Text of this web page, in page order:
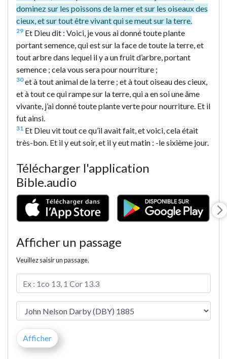
dominez sur les poissons de la mer et sur les oiseaux des
cieux, et sur tout être vivant qui se meut sur la terre.
29 Et Dieu dit : Voici, je vous ai donné toute plante
portant semence, qui est sur la face de toute la terre, et
tout arbre dans lequel il y a un fruit d’arbre, portant
semence ; cela vous sera pour nourriture ;
30et à tout animal de la terre ; et à tout oiseau des cieux,
et à tout ce qui rampe sur la terre, qui a en soi une âme
vivante, j’ai donné toute plante verte pour nourriture. Et il
fut ainsi.
31 Et Dieu vit tout ce qu’il avait fait, et voici, cela était
très-bon. Et il y eut soir, et il y eut matin : -le sixième jour.
Télécharger l'application
Bible.audio
Afficher un passage
Veuillez saisir un passage.